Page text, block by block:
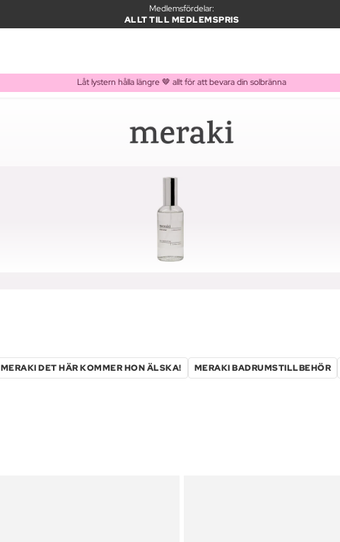
Medlemsfördelar:
ALLT TILL MEDLEMSPRIS
Låt lystern hålla längre 🤎 allt för att bevara din solbränna
MERAKI DET HÄR KOMMER HON ÄLSKA! MERAKI BADRUMSTILLBEHÖR